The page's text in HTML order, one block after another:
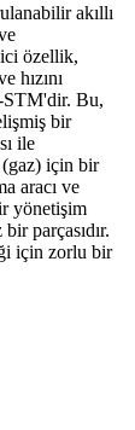
akıllı
özellik,
hızını
STM'dir. Bu,
bir
ile
için bir
aracı ve
yönetişim
parçasıdır.
için zorlu bir